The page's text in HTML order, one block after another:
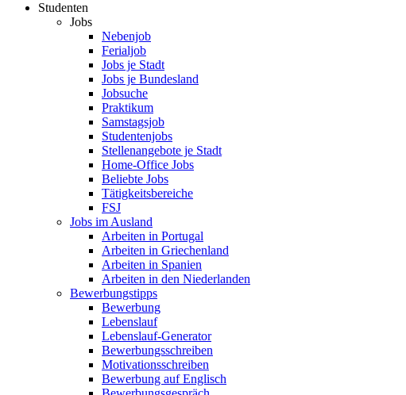
Studenten
Jobs
Nebenjob
Ferialjob
Jobs je Stadt
Jobs je Bundesland
Jobsuche
Praktikum
Samstagsjob
Studentenjobs
Stellenangebote je Stadt
Home-Office Jobs
Beliebte Jobs
Tätigkeitsbereiche
FSJ
Jobs im Ausland
Arbeiten in Portugal
Arbeiten in Griechenland
Arbeiten in Spanien
Arbeiten in den Niederlanden
Bewerbungstipps
Bewerbung
Lebenslauf
Lebenslauf-Generator
Bewerbungsschreiben
Motivationsschreiben
Bewerbung auf Englisch